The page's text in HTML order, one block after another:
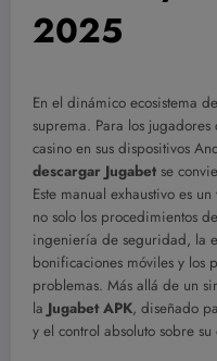
2025
En el dinámico ecosistema
suprema. Para los
casino en sus dispositivos
descargar Jugabet se
Este manual exhaustivo es
no solo los procedimientos
ingeniería de seguridad, la
bonificaciones móviles y los
problemas. Más allá de un
la Jugabet APK, diseñado
y el control absoluto sobre